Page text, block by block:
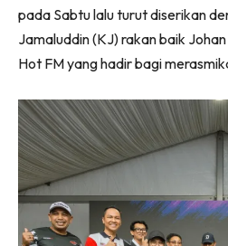
pada Sabtu lalu turut diserikan
Jamaluddin (KJ) rakan baik
Hot FM yang hadir bagi